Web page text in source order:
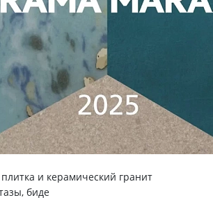
и керамический гранит
биде